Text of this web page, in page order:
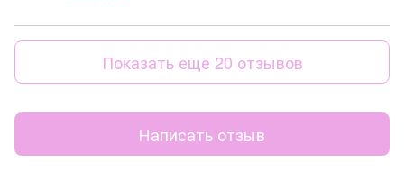
Показать ещё 20 отзывов
Написать отзыв